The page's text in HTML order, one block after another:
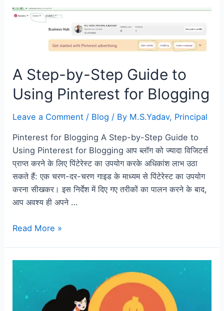
A Step-by-Step Guide to
Using Pinterest for Blogging
Leave a Comment / Blog / By M.S.Yadav, Principal
Pinterest for Blogging A Step-by-Step Guide to
Using Pinterest for Blogging आप ब्लॉग को ज्यादा विजिटर्स
प्राप्त करने के लिए पिंटेरेस्ट का उपयोग करके अधिकांश लाभ उठा
सकते हैं: एक चरण-दर-चरण गाइड के माध्यम से पिंटेरेस्ट का उपयोग
करना सीखकर। इस निर्देश में दिए गए तरीकों का पालन करने के बाद,
आप अवश्य ही अपने …
Read More »